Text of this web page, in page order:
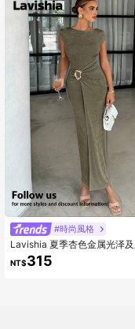
#時尚風格
Lavishia 夏季杏色金属光泽及
喇叭裙，圆领短袖时尚女装
NT$315